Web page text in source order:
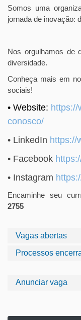
Vagas abertas
Processos
Anunciar vaga
Somos uma
jornada de inovação:
Nos orgulhamos de
diversidade.
Conheça mais em
sociais!
• Website: https://
conosco/
• LinkedIn https://
• Facebook
• Instagram
Encaminhe seu
2755